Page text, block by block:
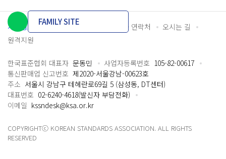
개인정보처리방침 이용약관 담당자 연락처
오시는 길
원격지원
FAMILY SITE
한국표준협회 대표자 문동민 사업자등록번호 105-82-00617
통신판매업 신고번호 제2020-서울강남-00623호
주소 서울시 강남구 테헤란로69길 5 (삼성동, DT센터)
대표번호 02-6240-4618(발신자 부담전화)
이메일 kssndesk@ksa.or.kr
COPYRIGHTⓒ KOREAN STANDARDS ASSOCIATION. ALL RIGHTS
RESERVED